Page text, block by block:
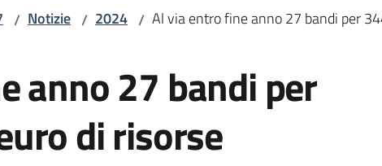
/ Notizie / 2024 / Al via entro fine anno 27 bandi per
anno 27 bandi per
di risorse